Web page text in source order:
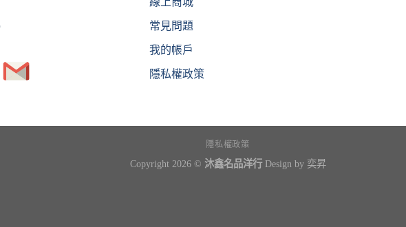
常見問題
我的帳戶
隱私權政策
隱私權政策
Copyright 2026 © 沐鑫名品洋行Design by 奕昇